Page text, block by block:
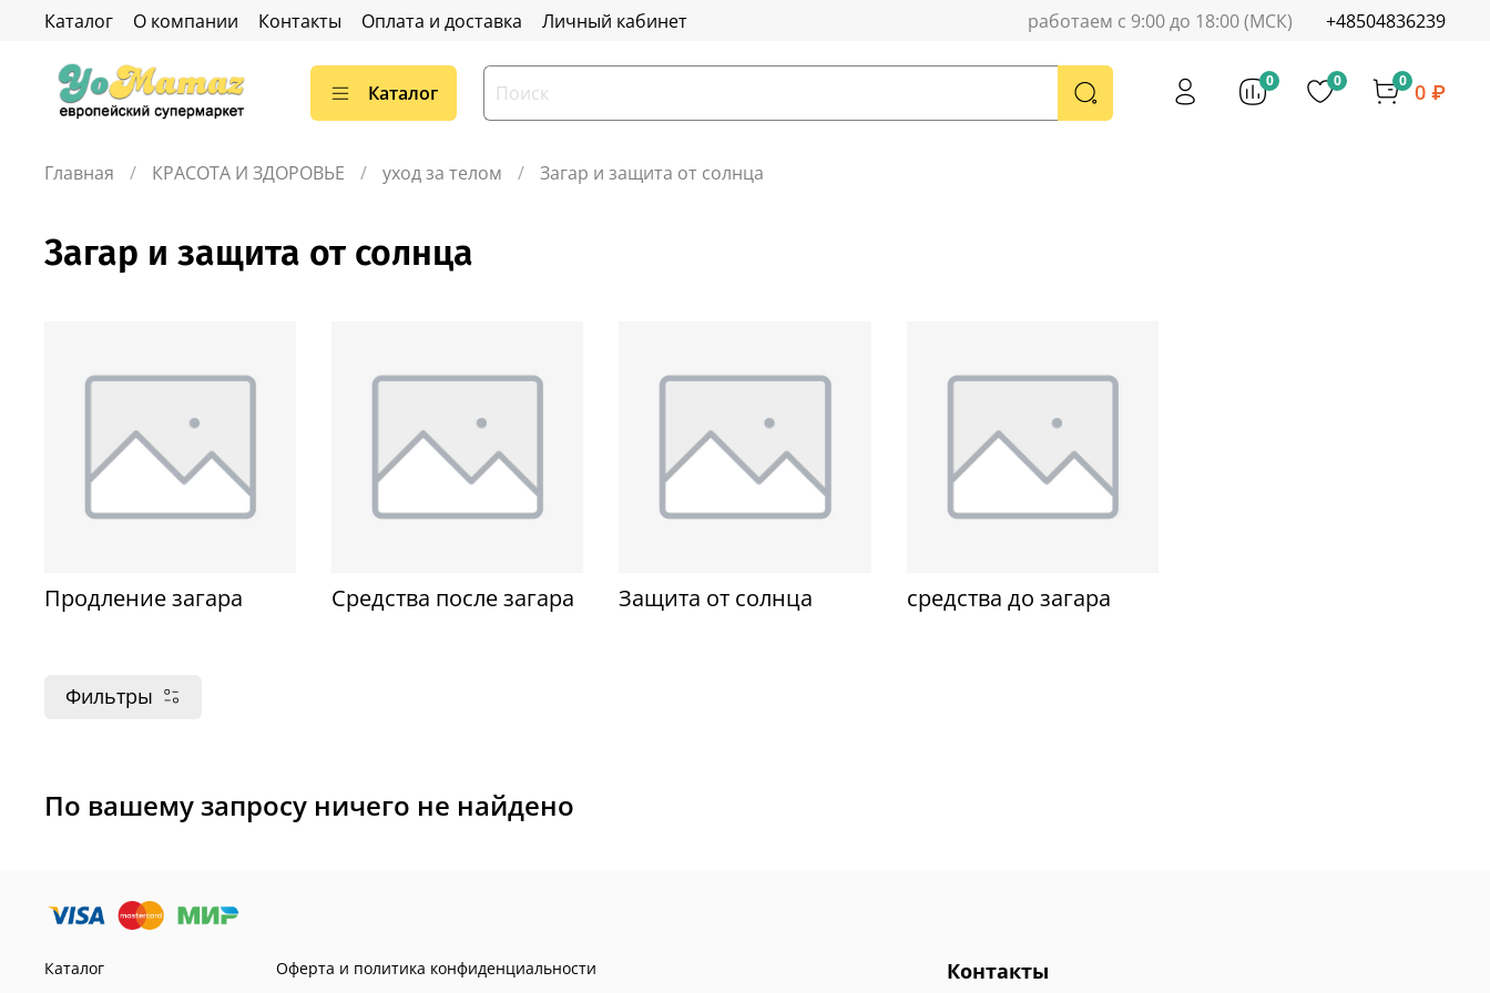
Каталог О компании Контакты Оплата и доставка Личный кабинет работаем с 9:00 до 18:00 (МСК) +48504836239
Каталог
0 0 0 0 ₽
Главная КРАСОТА И ЗДОРОВЬЕ уход за телом Загар и защита от солнца
Загар и защита от солнца
Продление загара Средства после загара Защита от солнца средства до загара
Фильтры
По вашему запросу ничего не найдено
Каталог Оферта и политика конфиденциальности Контакты